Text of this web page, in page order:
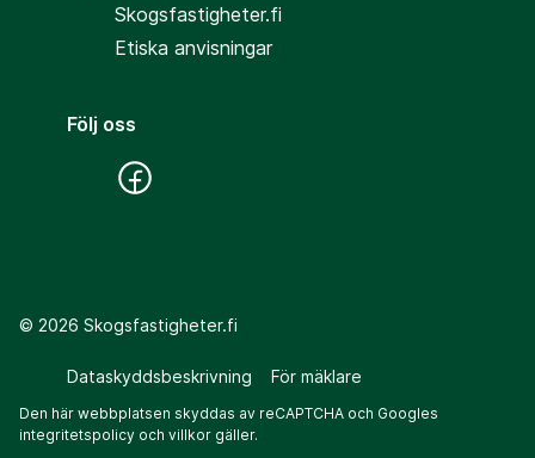
Skogsfastigheter.fi
Etiska anvisningar
Följ oss
© 2026 Skogsfastigheter.fi
Dataskyddsbeskrivning För mäklare
Den här webbplatsen skyddas av reCAPTCHA och Googles
integritetspolicy och villkor gäller.